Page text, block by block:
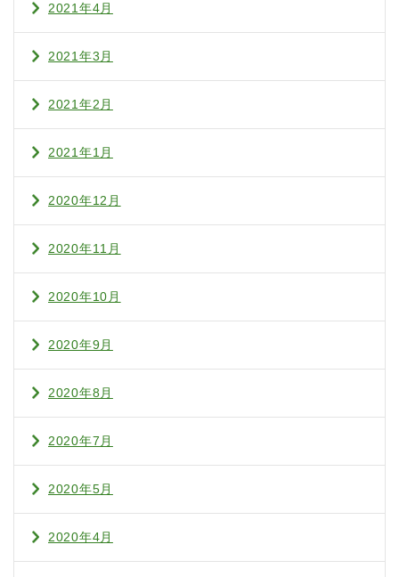
2021年4月
2021年3月
2021年2月
2021年1月
2020年12月
2020年11月
2020年10月
2020年9月
2020年8月
2020年7月
2020年5月
2020年4月